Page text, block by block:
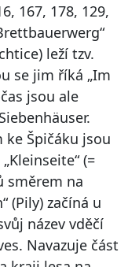
167, 178, 129,
leží tzv.
se jim říká „Im
jsou ale
Špičáku jsou
(=
směrem na
(Pily) začíná u
název vděčí
Navazuje část